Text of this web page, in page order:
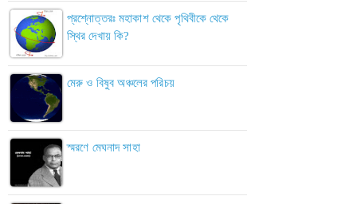
প্রশ্নোত্তরঃ মহাকাশ থেকে পৃথিবীকে থেকে
স্থির দেখায় কি?
মেরু ও বিষুব অঞ্চলের পরিচয়
স্মরণে মেঘনাদ সাহা